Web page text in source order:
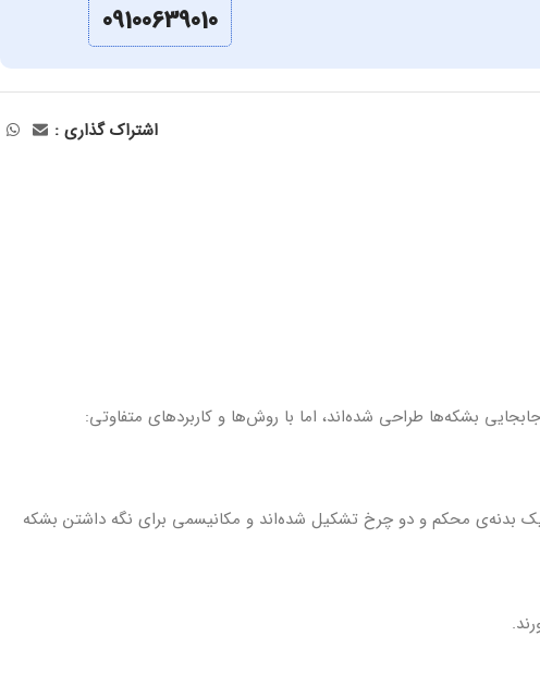
09100639010
اشتراک گذاری :
بدنه‌ی محکم و دو چرخ تشکیل شده‌اند و مکانیسمی برای نگه داشتن بشکه